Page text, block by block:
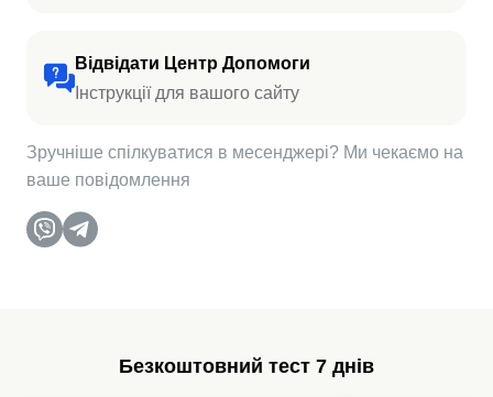
Відвідати Центр Допомоги
Інструкції для вашого сайту
Зручніше спілкуватися в месенджері? Ми чекаємо на
ваше повідомлення
Безкоштовний тест 7 днів